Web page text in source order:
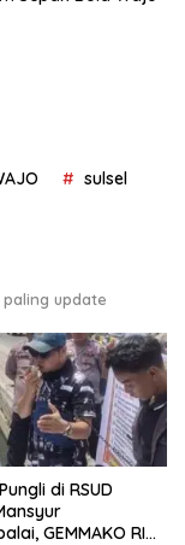
sulsel
update
di RSUD
GEMMAKO RI